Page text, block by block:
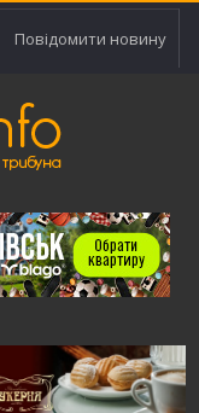
Повідомити новину